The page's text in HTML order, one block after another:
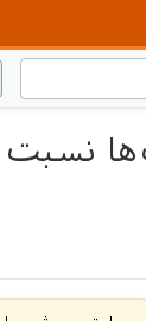
نسبت